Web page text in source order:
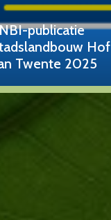
publicatie
Hof
Twente 2025